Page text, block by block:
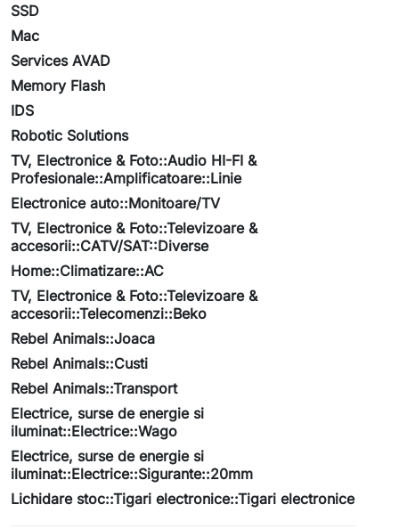
SSD
Mac
Services AVAD
Memory Flash
IDS
Robotic Solutions
TV, Electronice & Foto::Audio HI-FI &
Profesionale::Amplificatoare::Linie
Electronice auto::Monitoare/TV
TV, Electronice & Foto::Televizoare &
accesorii::CATV/SAT::Diverse
Home::Climatizare::AC
TV, Electronice & Foto::Televizoare &
accesorii::Telecomenzi::Beko
Rebel Animals::Joaca
Rebel Animals::Custi
Rebel Animals::Transport
Electrice, surse de energie si
iluminat::Electrice::Wago
Electrice, surse de energie si
iluminat::Electrice::Sigurante::20mm
Lichidare stoc::Tigari electronice::Tigari electronice